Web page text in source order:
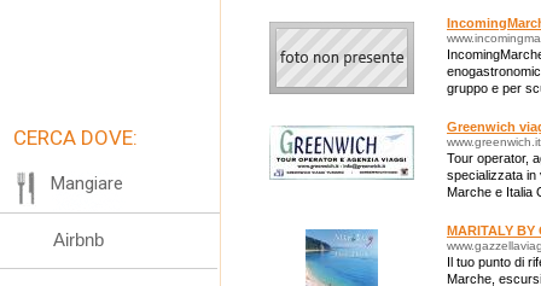
gruppo e per
Greenwich
www.greenwich.it
Tour operator,
specializzata in
Marche e Italia
MARITALY
Il tuo punto di
Marche,
CERCA DOVE:
Mangiare
Airbnb